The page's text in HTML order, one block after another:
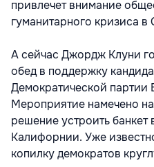
привлечет внимание
гуманитарного кризиса в
А сейчас Джордж Клуни
обед в поддержку
Демократической партии
Мероприятие намечено
решение устроить банкет
Калифорнии. Уже
копилку демократов